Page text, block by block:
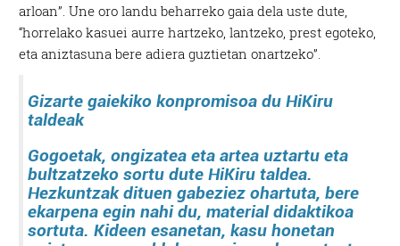
arloan”. Une oro landu beharreko gaia dela uste dute,
“horrelako kasuei aurre hartzeko, lantzeko, prest egoteko,
eta aniztasuna bere adiera guztietan onartzeko”.
Gizarte gaiekiko konpromisoa du HiKiru
taldeak
Gogoetak, ongizatea eta artea uztartu eta
bultzatzeko sortu dute HiKiru taldea.
Hezkuntzak dituen gabeziez ohartuta, bere
ekarpena egin nahi du, material didaktikoa
sortuta. Kideen esanetan, kasu honetan